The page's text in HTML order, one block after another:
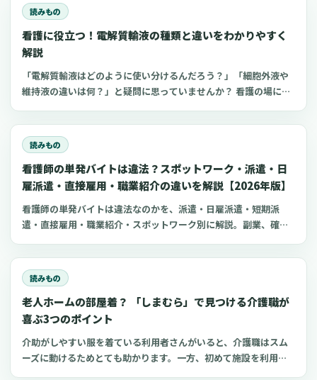
読みもの
看護に役立つ！電解質輸液の種類と違いをわかりやすく
解説
「電解質輸液はどのように使い分けるんだろう？」「細胞外液や
維持液の違いは何？」と疑問に思っていませんか？ 看護の場にお
類は多く、看護師がそれぞれの輸液製剤の特徴や使い分けを理解
するのは難しいものです。 今回は、看護師が知っておきたい電解
質輸液の種類と違いについてわかりやすく解説します。
読みもの
看護師の単発バイトは違法？スポットワーク・派遣・日
雇派遣・直接雇用・職業紹介の違いを解説【2026年版】
看護師の単発バイトは違法なのかを、派遣・日雇派遣・短期派
遣・直接雇用・職業紹介・スポットワーク別に解説。副業、確定
点も整理します。
読みもの
老人ホームの部屋着？ 「しまむら」で見つける介護職が
喜ぶ3つのポイント
介助がしやすい服を着ている利用者さんがいると、介護職はスム
ーズに動けるためとても助かります。一方、初めて施設を利用す